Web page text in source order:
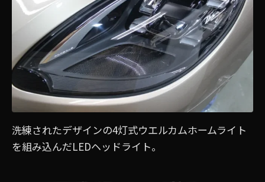
洗練されたデザインの4灯式ウエルカムホームライト
を組み込んだLEDヘッドライト。